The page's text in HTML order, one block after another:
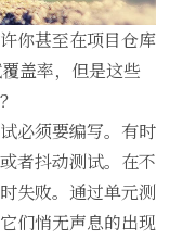
你甚至在项目仓库
盖率，但是这些
必须要编写。有时
者抖动测试。在不
失败。通过单元测
们悄无声息的出现